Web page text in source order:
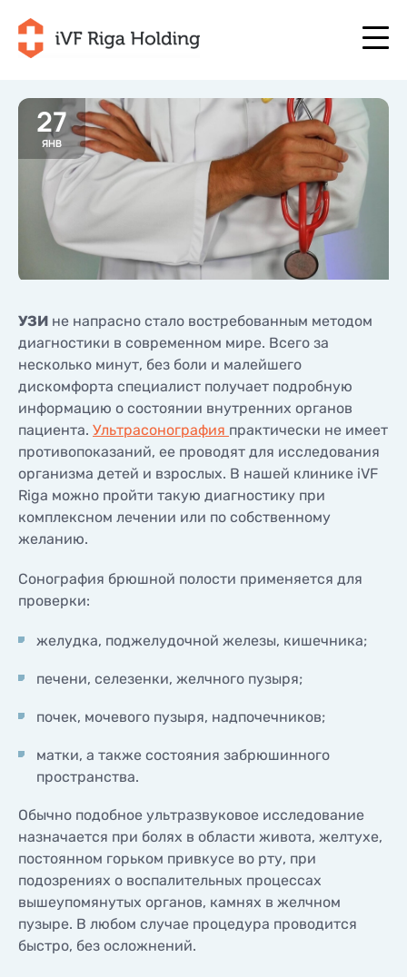
RU
+371 67 111 117
+371 25 641 022
О НАС
ЛЕЧЕНИЕ
ВАША ПРОГРАММА
НАЧНИТЕ СЕЙЧАС
ПОЛЕЗНО
ЦЕНЫ
КОНТАКТЫ
RU
LV
SE
NO
+371 67 111 117
+371 25 641 022
О НАС
НАЧНИТЕ СЕЙЧАС
ПОЛЕЗНО
ЦЕНЫ
КОНТАКТЫ
27
ЯНВ
УЗИ не напрасно стало востребованным методом
диагностики в современном мире. Всего за
несколько минут, без боли и малейшего
дискомфорта специалист получает подробную
информацию о состоянии внутренних органов
пациента. Ультрасонография практически не имеет
противопоказаний, ее проводят для исследования
организма детей и взрослых. В нашей клинике iVF
Riga можно пройти такую диагностику при
комплексном лечении или по собственному
желанию.
Сонография брюшной полости применяется для
проверки:
желудка, поджелудочной железы, кишечника;
печени, селезенки, желчного пузыря;
почек, мочевого пузыря, надпочечников;
матки, а также состояния забрюшинного
пространства.
Обычно подобное ультразвуковое исследование
назначается при болях в области живота, желтухе,
постоянном горьком привкусе во рту, при
подозрениях о воспалительных процессах
вышеупомянутых органов, камнях в желчном
пузыре. В любом случае процедура проводится
быстро, без осложнений.